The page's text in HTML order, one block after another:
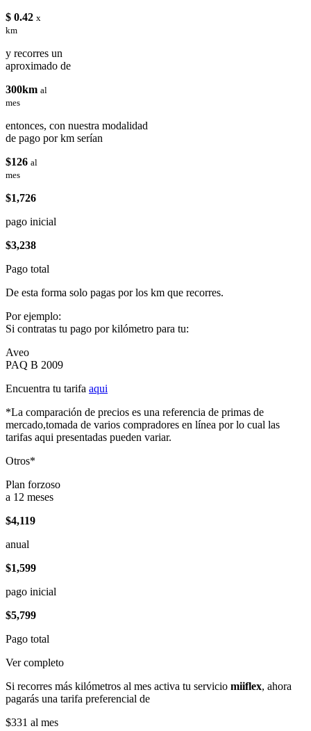
$ 0.42 x
km
y recorres un
aproximado de
300km al
mes
entonces, con nuestra modalidad
de pago por km serían
$126 al
mes
$1,726
pago inicial
$3,238
Pago total
De esta forma solo pagas por los km que recorres.
Por ejemplo:
Si contratas tu pago por kilómetro para tu:
Aveo
PAQ B 2009
Encuentra tu tarifa aqui
*La comparación de precios es una referencia de primas de
mercado,tomada de varios compradores en línea por lo cual las
tarifas aqui presentadas pueden variar.
Otros*
Plan forzoso
a 12 meses
$4,119
anual
$1,599
pago inicial
$5,799
Pago total
Ver completo
Si recorres más kilómetros al mes activa tu servicio miiflex, ahora
pagarás una tarifa preferencial de
$331 al mes